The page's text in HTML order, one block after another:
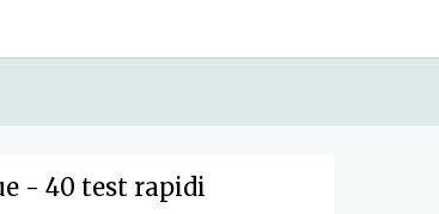
- 40 test rapidi